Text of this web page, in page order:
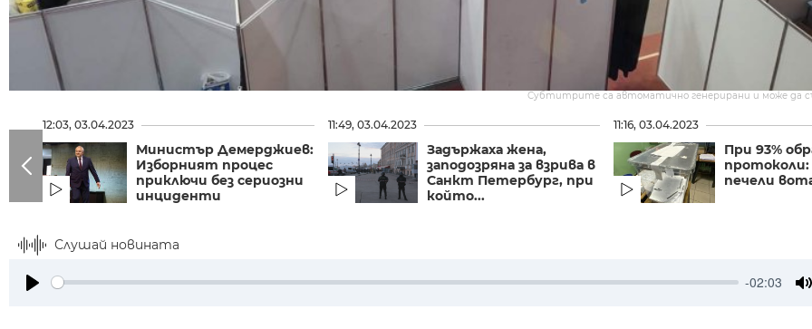
Субтитрите са автоматично генерирани и може да
12:03, 03.04.2023
Министър Демерджиев:
Изборният процес
приключи без сериозни
инциденти
11:49, 03.04.2023
Задържаха жена,
заподозряна за взрива в
Санкт Петербург, при
който...
11:16, 03.04.2023
При 93%
печели
Слушай новината
-02:03